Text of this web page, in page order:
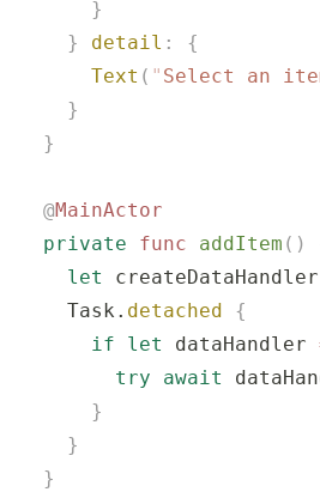
      }
    }
detail :
{
      Text
( " Select an
    }
  }
  @
MainActor
  private
func addItem ()
    let
createDataHandler
    Task.
detached
{
      if
let dataHandler
        try
await
      }
    }
  }